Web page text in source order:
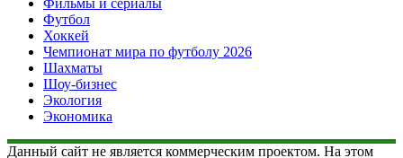
Фильмы и сериалы
Футбол
Хоккей
Чемпионат мира по футболу 2026
Шахматы
Шоу-бизнес
Экология
Экономика
Данный сайт не является коммерческим проектом. На этом